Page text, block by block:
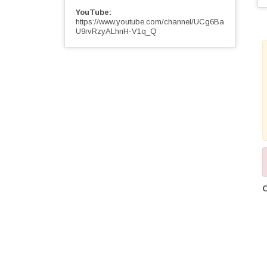
YouTube
https://www.youtube.com/channel/UCg6Ba
U9rvRzyALhnH-V1q_Q